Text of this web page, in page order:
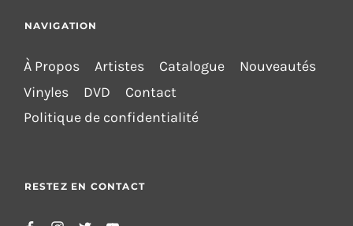
NAVIGATION
À Propos Artistes Catalogue
Nouveautés
Vinyles
DVD
Contact
Politique de confidentialité
RESTEZ EN CONTACT